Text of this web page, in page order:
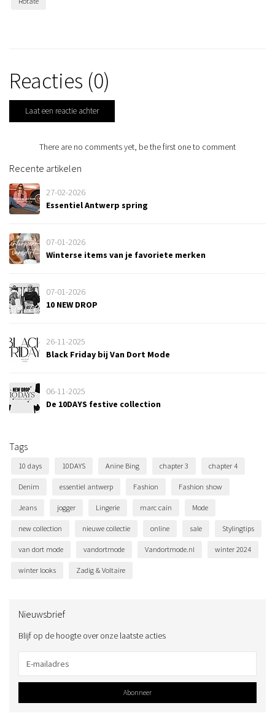
Reacties (0)
Laat een reactie achter
There are no comments yet, be the first one to comment
Recente artikelen
27-02-2026
Essentiel Antwerp spring
07-01-2026
Winterse items van je favoriete merken
07-01-2026
10 NEW DROP
26-11-2025
Black Friday bij Van Dort Mode
06-11-2025
De 10DAYS festive collection
Tags
10 days 10DAYS Anine Bing chapter 3 chapter 4
Denim essentiel antwerp Fashion Fashion show
Jeans jogger Lingerie marc cain Mode
new collection nieuwe collectie online sale Stylingtips
van dort mode vandortmode Vandortmode.nl winter 2024
winter looks Zadig & Voltaire
Nieuwsbrief
Blijf op de hoogte over onze laatste acties
Abonneer